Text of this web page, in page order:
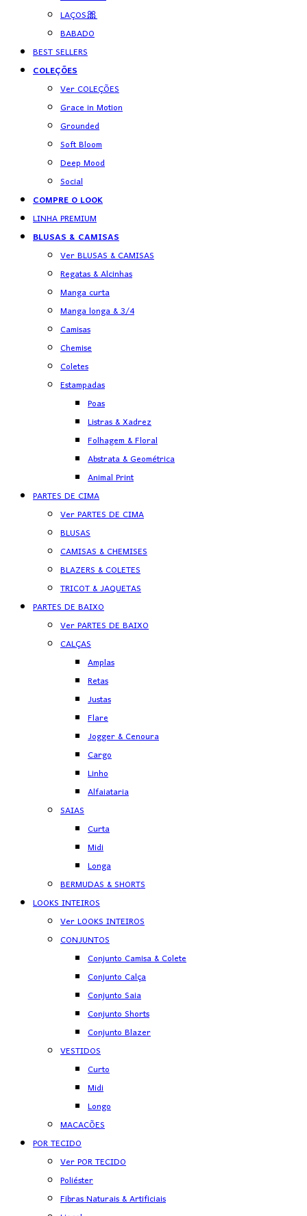
LAÇOS🎀
BABADO
BEST SELLERS
COLEÇÕES
Ver COLEÇÕES
Grace in Motion
Grounded
Soft Bloom
Deep Mood
Social
COMPRE O LOOK
LINHA PREMIUM
BLUSAS & CAMISAS
Ver BLUSAS & CAMISAS
Regatas & Alcinhas
Manga curta
Manga longa & 3/4
Camisas
Chemise
Coletes
Estampadas
Poas
Listras & Xadrez
Folhagem & Floral
Abstrata & Geométrica
Animal Print
PARTES DE CIMA
Ver PARTES DE CIMA
BLUSAS
CAMISAS & CHEMISES
BLAZERS & COLETES
TRICOT & JAQUETAS
PARTES DE BAIXO
Ver PARTES DE BAIXO
CALÇAS
Amplas
Retas
Justas
Flare
Jogger & Cenoura
Cargo
Linho
Alfaiataria
SAIAS
Curta
Midi
Longa
BERMUDAS & SHORTS
LOOKS INTEIROS
Ver LOOKS INTEIROS
CONJUNTOS
Conjunto Camisa & Colete
Conjunto Calça
Conjunto Saia
Conjunto Shorts
Conjunto Blazer
VESTIDOS
Curto
Midi
Longo
MACACÕES
POR TECIDO
Ver POR TECIDO
Poliéster
Fibras Naturais & Artificiais